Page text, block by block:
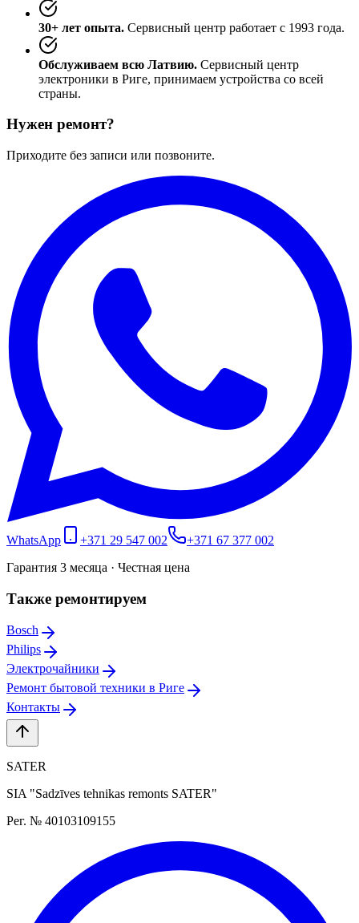
30+ лет опыта. Сервисный центр работает с 1993 года.
Обслуживаем всю Латвию. Сервисный центр
электроники в Риге, принимаем устройства со всей
страны.
Нужен ремонт?
Приходите без записи или позвоните.
WhatsApp +371 29 547 002
+371 67 377 002
Гарантия 3 месяца · Честная цена
Также ремонтируем
Bosch
Philips
Электрочайники
Ремонт бытовой техники в Риге
Контакты
SATER
SIA "Sadzīves tehnikas remonts SATER"
Рег. № 40103109155